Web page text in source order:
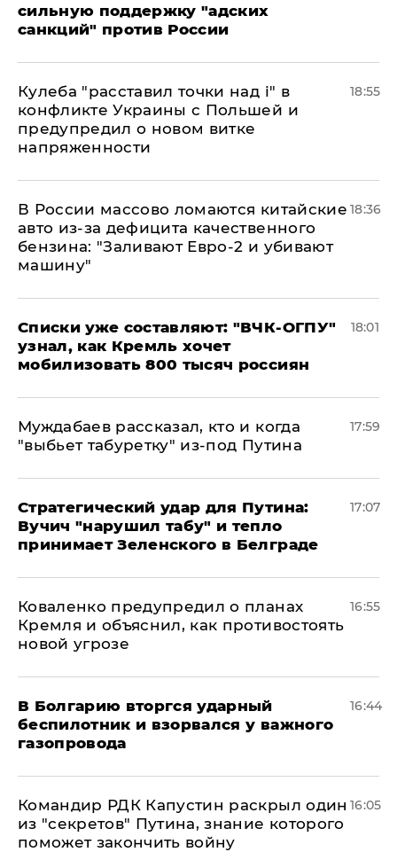
сильную поддержку "адских
санкций" против России
Кулеба "расставил точки над і" в
конфликте Украины с Польшей и
предупредил о новом витке
напряженности
18:55
В России массово ломаются китайские
авто из-за дефицита качественного
бензина: "Заливают Евро-2 и убивают
машину"
18:36
Списки уже составляют: "ВЧК-ОГПУ"
узнал, как Кремль хочет
мобилизовать 800 тысяч россиян
18:01
Муждабаев рассказал, кто и когда
"выбьет табуретку" из-под Путина
17:59
Стратегический удар для Путина:
Вучич "нарушил табу" и тепло
принимает Зеленского в Белграде
17:07
Коваленко предупредил о планах
Кремля и объяснил, как противостоять
новой угрозе
16:55
В Болгарию вторгся ударный
беспилотник и взорвался у важного
газопровода
16:44
Командир РДК Капустин раскрыл один
из "секретов" Путина, знание которого
поможет закончить войну
16:05